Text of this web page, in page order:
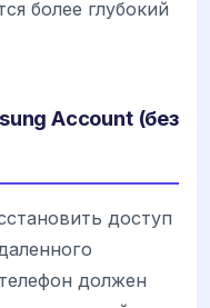
более глубокий
Account (без
доступ
должен